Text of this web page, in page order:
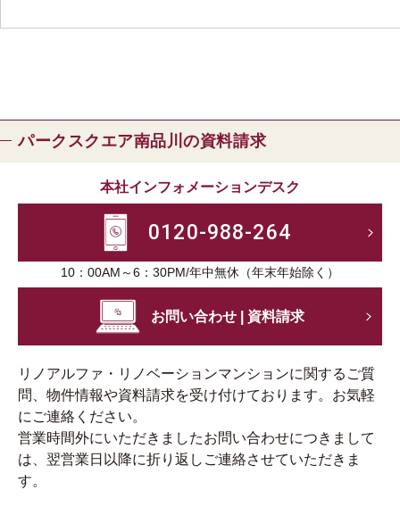
パークスクエア南品川の資料請求
本社インフォメーションデスク
0120-988-264
10：00AM～6：30PM/年中無休（年末年始除く）
お問い合わせ | 資料請求
リノアルファ・リノベーションマンションに関するご質
問、物件情報や資料請求を受け付けております。お気軽
にご連絡ください。
営業時間外にいただきましたお問い合わせにつきまして
は、翌営業日以降に折り返しご連絡させていただきま
す。